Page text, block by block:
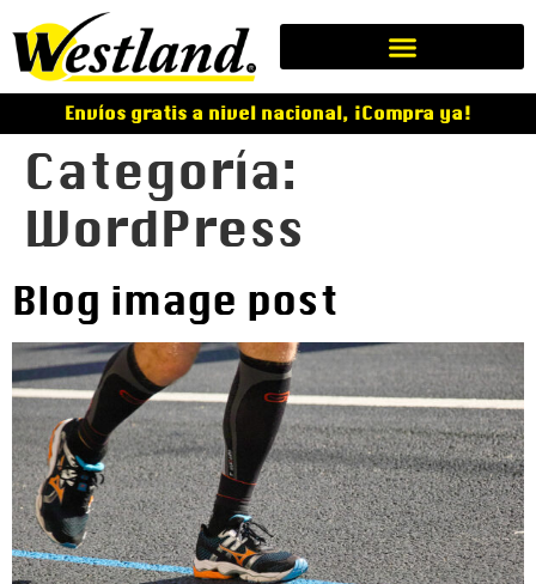
Envíos gratis a nivel nacional, ¡Compra ya!
Categoría:
WordPress
Blog image post